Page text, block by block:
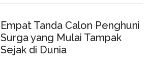
Empat Tanda Calon Penghuni
Surga yang Mulai Tampak
Sejak di Dunia